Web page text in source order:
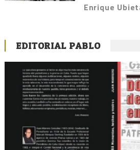
Enrique
EDITORIAL PABLO